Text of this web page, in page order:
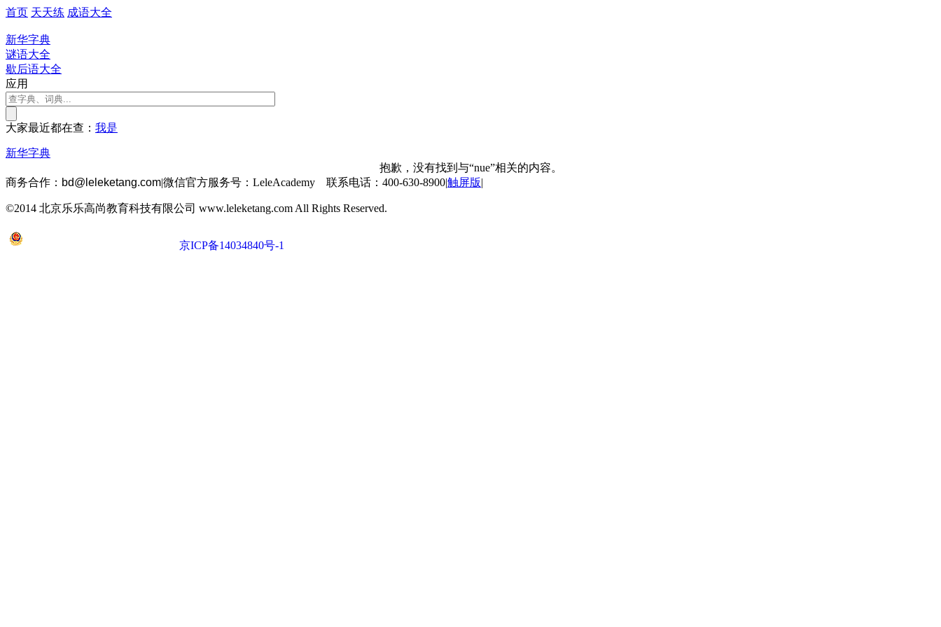
首页 天天练 成语大全
新华字典
谜语大全
歇后语大全
应用
大家最近都在查： 我是
新华字典
抱歉，没有找到与“nue”相关的内容。
商务合作： bd@leleketang.com|微信官方服务号：LeleAcademy 联系电话：400-630-8900|触屏版|
©2014 北京乐乐高尚教育科技有限公司 www.leleketang.com All Rights Reserved.
京ICP备14034840号-1